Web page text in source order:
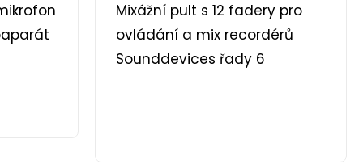
Mixážní pult s 12 fadery pro
ovládání a mix recordérů
Sounddevices řady 6